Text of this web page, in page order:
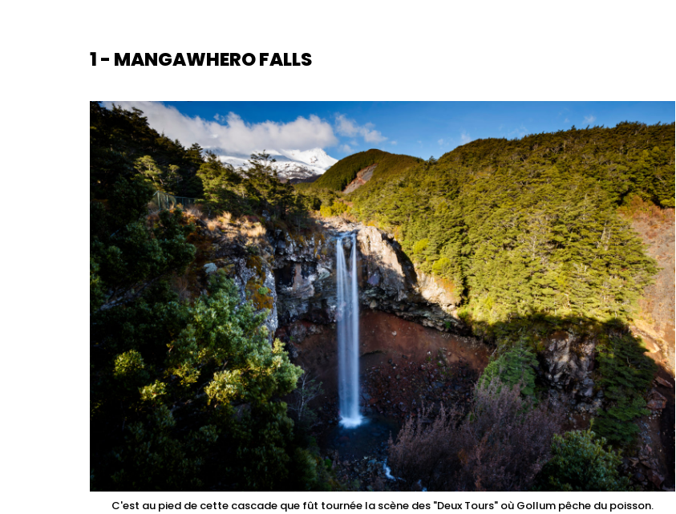
1 - MANGAWHERO FALLS
C'est au pied de cette cascade que fût tournée la scène des "Deux Tours" où Gollum pêche du poisson.